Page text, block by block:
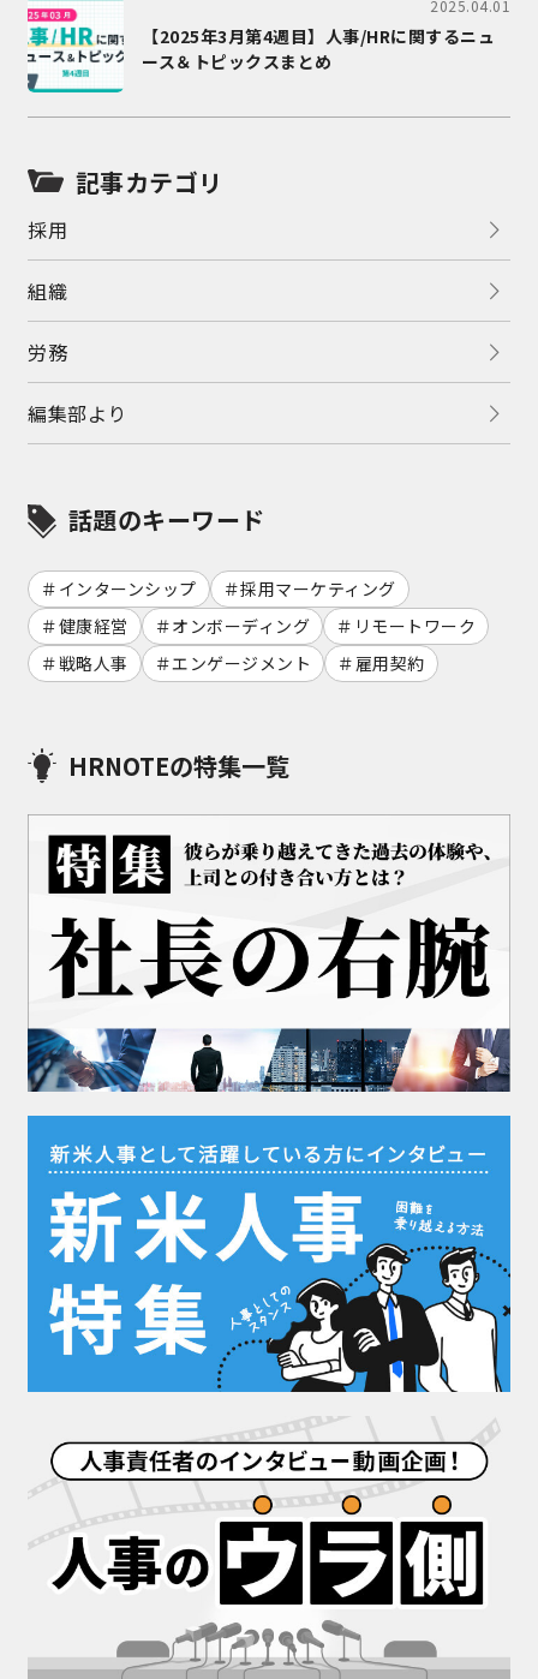
2025.04.01
【2025年3月第4週目】人事/HRに関するニュ
ース＆トピックスまとめ
記事カテゴリ
採用
組織
労務
編集部より
話題のキーワード
インターンシップ
採用マーケティング
健康経営
オンボーディング
リモートワーク
戦略人事
エンゲージメント 雇用契約
HRNOTEの特集一覧